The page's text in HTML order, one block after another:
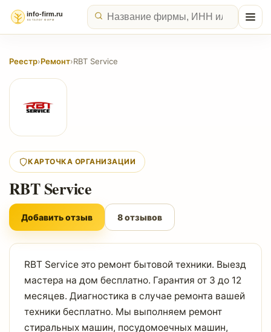
Реестр›Ремонт›RBT Service
КАРТОЧКА ОРГАНИЗАЦИИ
RBT Service
Добавить отзыв 8 отзывов
RBT Service это ремонт бытовой техники. Выезд
мастера на дом бесплатно. Гарантия от 3 до 12
месяцев. Диагностика в случае ремонта вашей
техники бесплатно. Мы выполняем ремонт
стиральных машин, посудомоечных машин,